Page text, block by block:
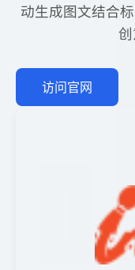
动生成图文结合
访问官网